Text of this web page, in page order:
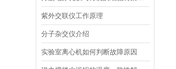
紫外交联仪工作原理
分子杂交仪介绍
实验室离心机如何判断故障原因